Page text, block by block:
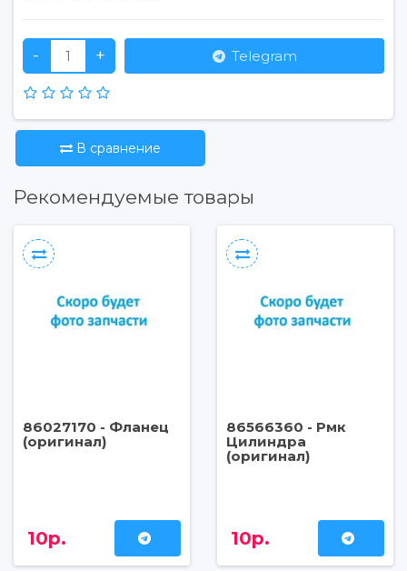
- + Telegram
В сравнение
Рекомендуемые товары
86027170 - Фланец
(оригинал)
10р.
86566360 - Рмк
Цилиндра
(оригинал)
10р.